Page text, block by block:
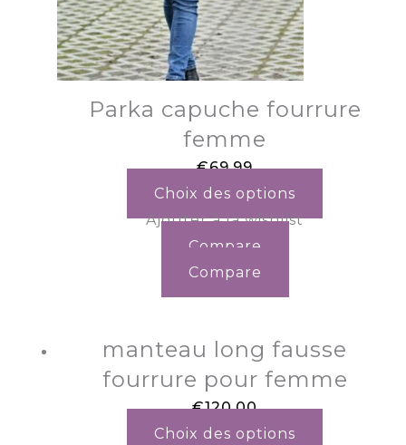
Parka capuche fourrure
femme
€69.99
Choix des options
Ajouter à la wishlist
Compare
Compare
manteau long fausse
fourrure pour femme
€120.00
Choix des options